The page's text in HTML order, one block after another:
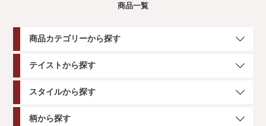
商品一覧
商品カテゴリーから探す
テイストから探す
スタイルから探す
柄から探す